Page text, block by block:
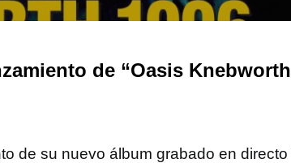
de “Oasis Knebworth
de su nuevo álbum grabado en directo